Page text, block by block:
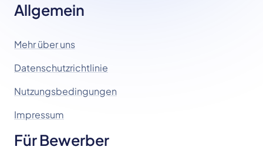
Allgemein
Mehr über uns
Datenschutzrichtlinie
Nutzungsbedingungen
Impressum
Für Bewerber